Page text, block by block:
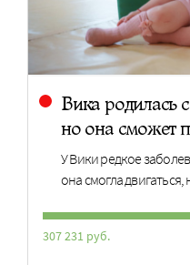
Вика родилась
но она сможет
У Вики редкое
она смогла
307 231 руб.